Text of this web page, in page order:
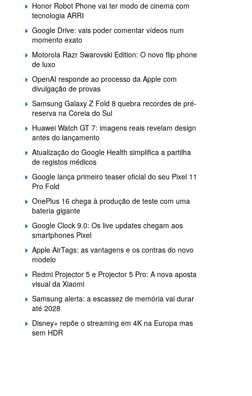
Honor Robot Phone vai ter modo de cinema com
tecnologia ARRI
Google Drive: vais poder comentar vídeos num
momento exato
Motorola Razr Swarovski Edition: O novo flip phone
de luxo
OpenAI responde ao processo da Apple com
divulgação de provas
Samsung Galaxy Z Fold 8 quebra recordes de pré-
reserva na Coreia do Sul
Huawei Watch GT 7: imagens reais revelam design
antes do lançamento
Atualização do Google Health simplifica a partilha
de registos médicos
Google lança primeiro teaser oficial do seu Pixel 11
Pro Fold
OnePlus 16 chega à produção de teste com uma
bateria gigante
Google Clock 9.0: Os live updates chegam aos
smartphones Pixel
Apple AirTags: as vantagens e os contras do novo
modelo
Redmi Projector 5 e Projector 5 Pro: A nova aposta
visual da Xiaomi
Samsung alerta: a escassez de memória vai durar
até 2028
Disney+ repõe o streaming em 4K na Europa mas
sem HDR